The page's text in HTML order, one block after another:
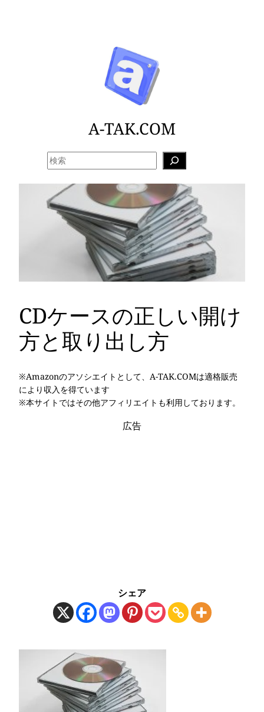
A-TAK.COM
CDケースの正しい開け
方と取り出し方
※Amazonのアソシエイトとして、A-TAK.COMは適格販売
により収入を得ています
※本サイトではその他アフィリエイトも利用しております。
広告
シェア